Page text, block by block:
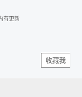
有更新
收藏我